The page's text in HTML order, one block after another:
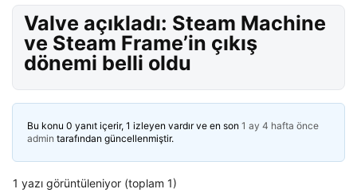
Valve açıkladı: Steam Machine
ve Steam Frame’in çıkış
dönemi belli oldu
Bu konu 0 yanıt içerir, 1 izleyen vardır ve en son 1 ay 4 hafta önce
admin tarafından güncellenmiştir.
1 yazı görüntüleniyor (toplam 1)